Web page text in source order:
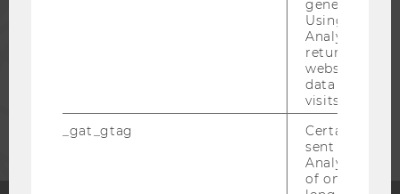
generated
Using this
Analytics can
returning
website and
data from
visits.
_gat_gtag
Certain data
sent to
Analytics a
of once per